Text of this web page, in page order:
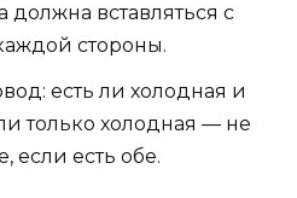
должна вставляться с
стороны.
есть ли холодная и
только холодная — не
если есть обе.